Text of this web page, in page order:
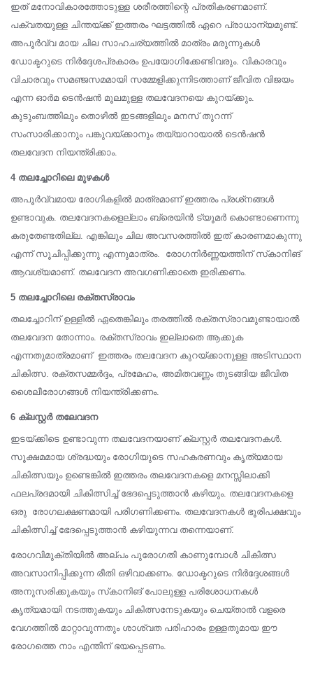
ഇത് മനോവികാരത്തോടുള്ള ശരീരത്തിന്റെ പ്രതികരണമാണ്.
പക്വതയുള്ള ചിന്തയ്ക്ക് ഇത്തരം ഘട്ടത്തില്‍ ഏറെ പ്രാധാന്യമുണ്ട്.
അപൂര്‍വ്വ മായ ചില സാഹചര്യത്തില്‍ മാത്രം മരുന്നുകള്‍
ഡോക്ടറുടെ നിര്‍ദ്ദേശപ്രകാരം ഉപയോഗിക്കേണ്ടിവരും. വികാരവും
വിചാരവും സമഞ്ജസമമായി സമ്മേളിക്കുന്നിടത്താണ് ജീവിത വിജയം
എന്ന ഓര്‍മ ടെന്‍ഷന്‍ മൂലമുള്ള തലവേദനയെ കുറയ്ക്കും.
കുടുംബത്തിലും തൊഴില്‍ ഇടങ്ങളിലും മനസ് തുറന്ന്
സംസാരിക്കാനും പങ്കുവയ്ക്കാനും തയ്യാറായാല്‍ ടെന്‍ഷന്‍
തലവേദന നിയന്ത്രിക്കാം.
4 തലച്ചോറിലെ മുഴകള്‍
അപൂര്‍വ്വമായ രോഗികളില്‍ മാത്രമാണ് ഇത്തരം പ്രശ്‌നങ്ങള്‍
ഉണ്ടാവുക. തലവേദനകളെല്ലാം ബ്രെയിന്‍ ട്യൂമര്‍ കൊണ്ടാണെന്നു
കരുതേണ്ടതില്ല. എങ്കിലും ചില അവസരത്തില്‍ ഇത് കാരണമാകുന്നു
എന്ന് സൂചിപ്പിക്കുന്നു എന്നുമാത്രം. രോഗനിര്‍ണ്ണയത്തിന് സ്‌കാനിങ്
ആവശ്യമാണ്. തലവേദന അവഗണിക്കാതെ ഇരിക്കണം.
5 തലച്ചോറിലെ രക്തസ്രാവം
തലച്ചോറിന് ഉള്ളില്‍ ഏതെങ്കിലും തരത്തില്‍ രക്തസ്രാവമുണ്ടായാല്‍
തലവേദന തോന്നാം. രക്തസ്രാവം ഇല്ലാതെ ആക്കുക
എന്നതുമാത്രമാണ് ഇത്തരം തലവേദന കുറയ്ക്കാനുള്ള അടിസ്ഥാന
ചികിത്സ. രക്തസമ്മര്‍ദ്ദം, പ്രമേഹം, അമിതവണ്ണം തുടങ്ങിയ ജീവിത
ശൈലീരോഗങ്ങള്‍ നിയന്ത്രിക്കണം.
6 ക്ലസ്റ്റര്‍ തലേവദന
ഇടയ്ക്കിടെ ഉണ്ടാവുന്ന തലവേദനയാണ് ക്ലസ്റ്റര്‍ തലവേദനകള്‍.
സൂക്ഷമമായ ശ്രദ്ധയും രോഗിയുടെ സഹകരണവും കൃത്യമായ
ചികിത്സയും ഉണ്ടെങ്കില്‍ ഇത്തരം തലവേദനകളെ മനസ്സിലാക്കി
ഫലപ്രദമായി ചികിത്സിച്ച് ഭേദപ്പെടുത്താന്‍ കഴിയും. തലവേദനകളെ
ഒരു രോഗലക്ഷണമായി പരിഗണിക്കണം. തലവേദനകള്‍ ഭൂരിപക്ഷവും
ചികിത്സിച്ച് ഭേദപ്പെടുത്താന്‍ കഴിയുന്നവ തന്നെയാണ്.
രോഗവിമുക്തിയില്‍ അല്പം പുരോഗതി കാണുമ്പോള്‍ ചികിത്സ
അവസാനിപ്പിക്കുന്ന രീതി ഒഴിവാക്കണം. ഡോക്ടറുടെ നിര്‍ദ്ദേശങ്ങള്‍
അനുസരിക്കുകയും സ്‌കാനിങ് പോലുള്ള പരിശോധനകള്‍
കൃത്യമായി നടത്തുകയും ചികിത്സനേടുകയും ചെയ്താല്‍ വളരെ
വേഗത്തില്‍ മാറ്റാവുന്നതും ശാശ്വത പരിഹാരം ഉള്ളതുമായ ഈ
രോഗത്തെ നാം എന്തിന് ഭയപ്പെടണം.